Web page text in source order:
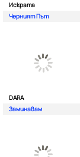
Искрата
Черният Път
DARA
Заминавам